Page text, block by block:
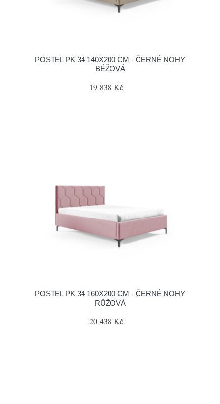
POSTEL PK 34 140X200 CM - ČERNÉ NOHY
BÉŽOVÁ
19 838 Kč
POSTEL PK 34 160X200 CM - ČERNÉ NOHY
RŮŽOVÁ
20 438 Kč